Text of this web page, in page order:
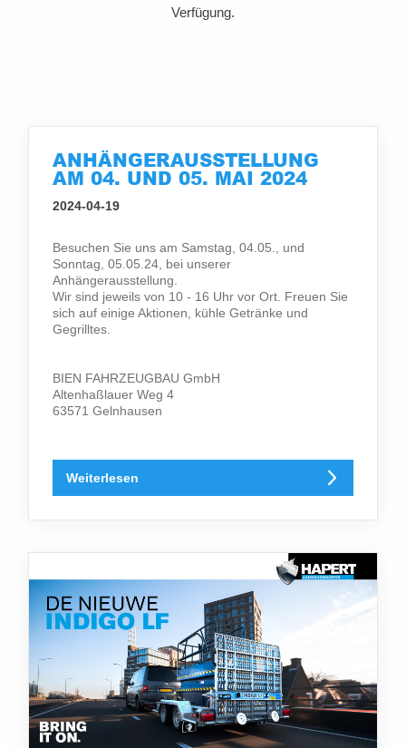
Verfügung.
ANHÄNGERAUSSTELLUNG
AM 04. UND 05. MAI 2024
2024-04-19
Besuchen Sie uns am Samstag, 04.05., und
Sonntag, 05.05.24, bei unserer
Anhängerausstellung.
Wir sind jeweils von 10 - 16 Uhr vor Ort. Freuen Sie
sich auf einige Aktionen, kühle Getränke und
Gegrilltes.
BIEN FAHRZEUGBAU GmbH
Altenhaßlauer Weg 4
63571 Gelnhausen
Weiterlesen